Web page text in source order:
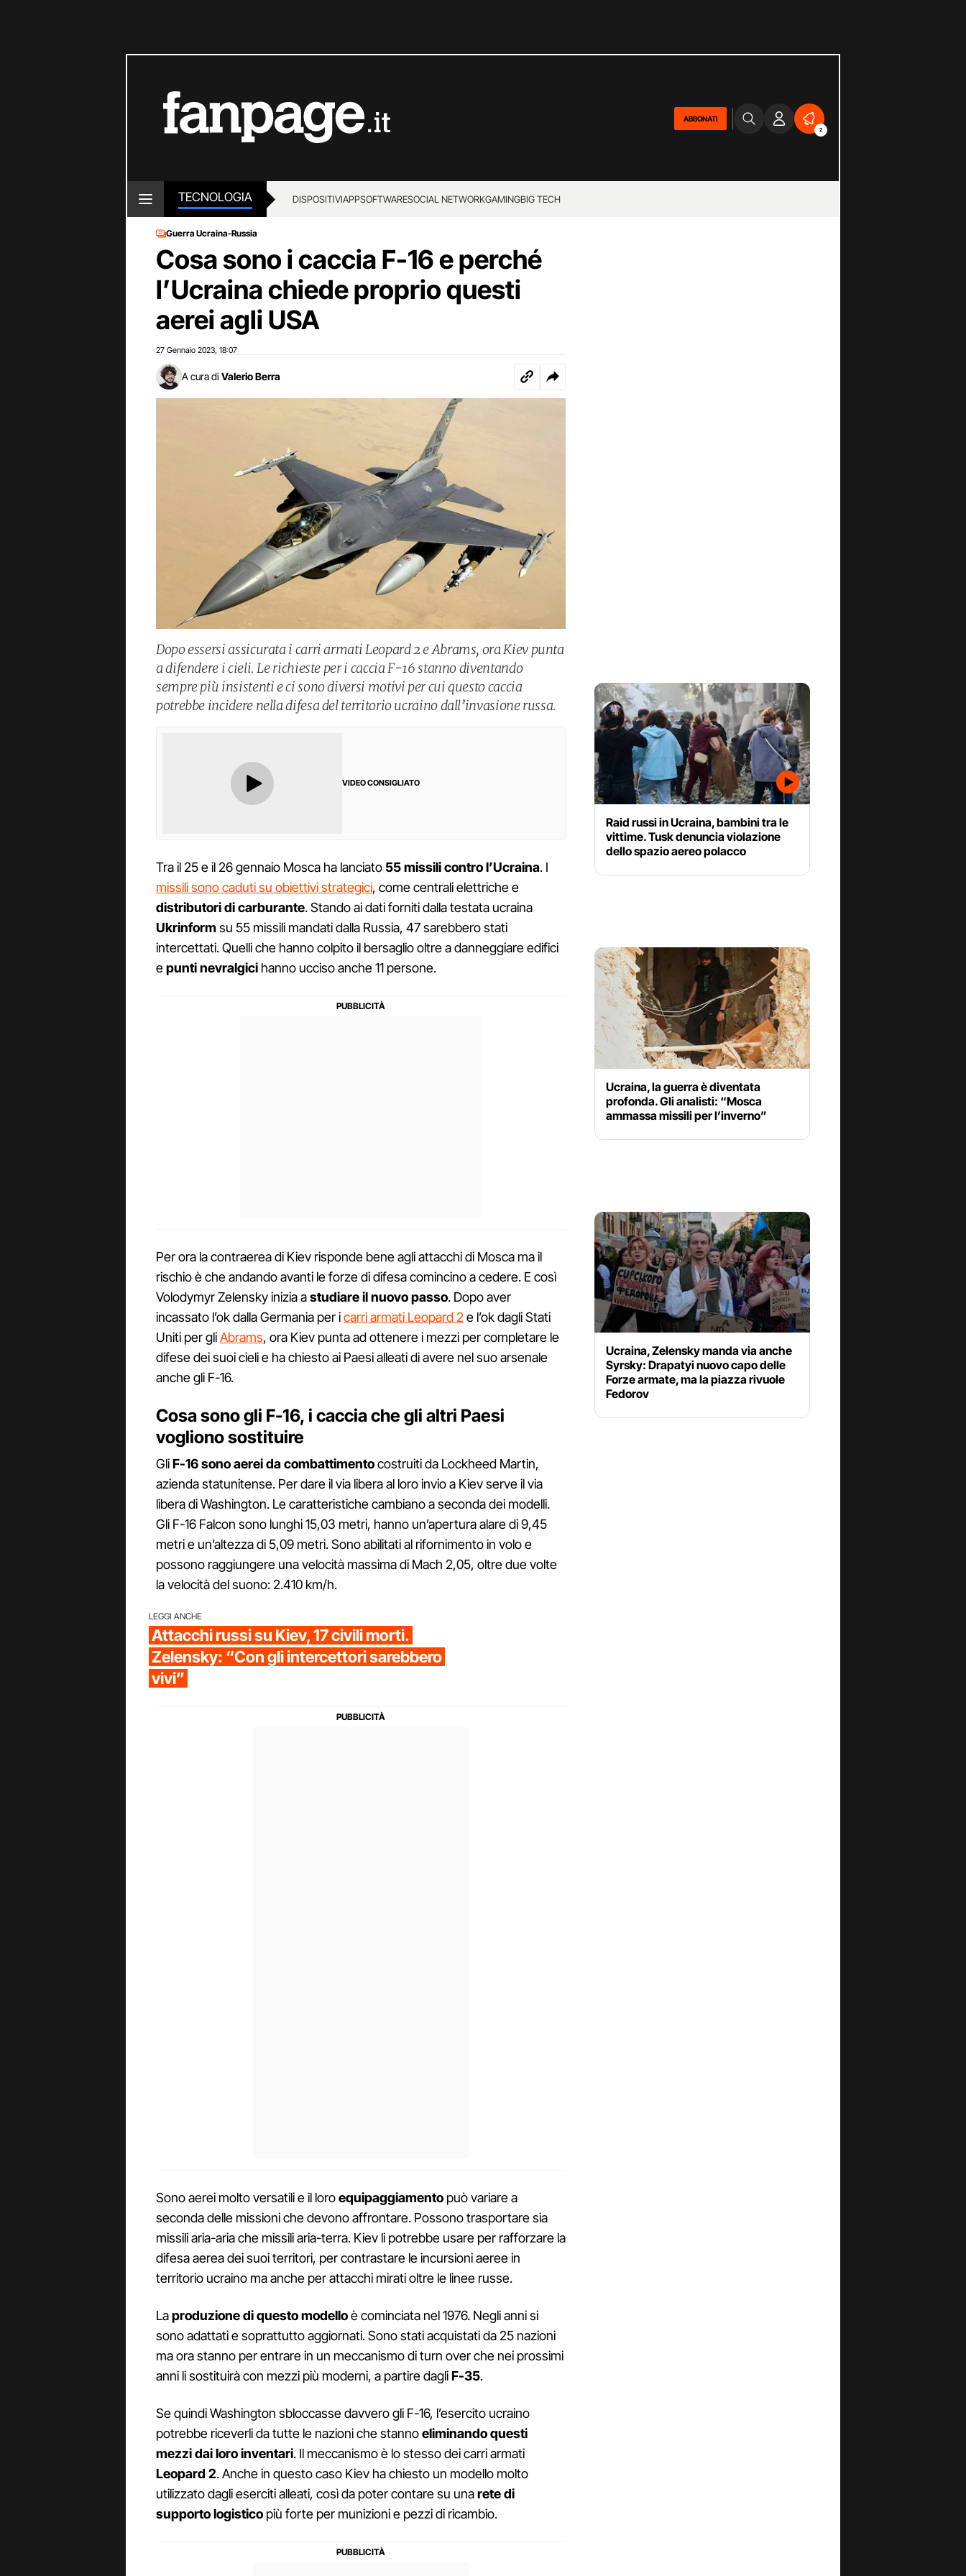
ABBONATI
2
TECNOLOGIA DISPOSITIVIAPPSOFTWARESOCIAL NETWORKGAMINGBIG TECH
Guerra Ucraina-Russia
Cosa sono i caccia F-16 e perché
l’Ucraina chiede proprio questi
aerei agli USA
27 Gennaio 2023 18:07
A cura di Valerio Berra
Dopo essersi assicurata i carri armati Leopard 2 e Abrams, ora Kiev punta
a difendere i cieli. Le richieste per i caccia F-16 stanno diventando
sempre più insistenti e ci sono diversi motivi per cui questo caccia
potrebbe incidere nella difesa del territorio ucraino dall’invasione russa.
VIDEO CONSIGLIATO
Tra il 25 e il 26 gennaio Mosca ha lanciato 55 missili contro l’Ucraina. I
missili sono caduti su obiettivi strategici, come centrali elettriche e
distributori di carburante. Stando ai dati forniti dalla testata ucraina
Ukrinform su 55 missili mandati dalla Russia, 47 sarebbero stati
intercettati. Quelli che hanno colpito il bersaglio oltre a danneggiare edifici
epunti nevralgici hanno ucciso anche 11 persone.
Per ora la contraerea di Kiev risponde bene agli attacchi di Mosca ma il
rischio è che andando avanti le forze di difesa comincino a cedere. E così
Volodymyr Zelensky inizia astudiare il nuovo passo. Dopo aver
incassato l’ok dalla Germania per icarri armati Leopard 2e l’ok dagli Stati
Uniti per gliAbrams, ora Kiev punta ad ottenere i mezzi per completare le
difese dei suoi cieli e ha chiesto ai Paesi alleati di avere nel suo arsenale
anche gli F-16.
Cosa sono gli F-16, i caccia che gli altri Paesi
vogliono sostituire
GliF-16 sono aerei da combattimentocostruiti da Lockheed Martin,
azienda statunitense. Per dare il via libera al loro invio a Kiev serve il via
libera di Washington. Le caratteristiche cambiano a seconda dei modelli.
Gli F-16 Falcon sono lunghi 15,03 metri, hanno un’apertura alare di 9,45
metri e un’altezza di 5,09 metri. Sono abilitati al rifornimento in volo e
possono raggiungere una velocità massima di Mach 2,05, oltre due volte
la velocità del suono: 2.410 km/h.
LEGGI ANCHE
Attacchi russi su Kiev, 17 civili morti.
Zelensky: “Con gli intercettori sarebbero
vivi”
Sono aerei molto versatili e il loroequipaggiamento può variare a
seconda delle missioni che devono affrontare. Possono trasportare sia
missili aria-aria che missili aria-terra. Kiev li potrebbe usare per rafforzare la
difesa aerea dei suoi territori, per contrastare le incursioni aeree in
territorio ucraino ma anche per attacchi mirati oltre le linee russe.
Laproduzione di questo modelloè cominciata nel 1976. Negli anni si
sono adattati e soprattutto aggiornati. Sono stati acquistati da 25 nazioni
ma ora stanno per entrare in un meccanismo di turn over che nei prossimi
anni li sostituirà con mezzi più moderni, a partire dagliF-35.
Se quindi Washington sbloccasse davvero gli F-16, l’esercito ucraino
potrebbe riceverli da tutte le nazioni che stannoeliminando questi
mezzi dai loro inventari. Il meccanismo è lo stesso dei carri armati
Leopard 2. Anche in questo caso Kiev ha chiesto un modello molto
utilizzato dagli eserciti alleati, così da poter contare su unarete di
supporto logistico più forte per munizioni e pezzi di ricambio.
Raid russi in Ucraina, bambini tra le
vittime. Tusk denuncia violazione
dello spazio aereo polacco
Ucraina, la guerra è diventata
profonda. Gli analisti: “Mosca
ammassa missili per l’inverno”
Ucraina, Zelensky manda via anche
Syrsky: Drapatyi nuovo capo delle
Forze armate, ma la piazza rivuole
Fedorov